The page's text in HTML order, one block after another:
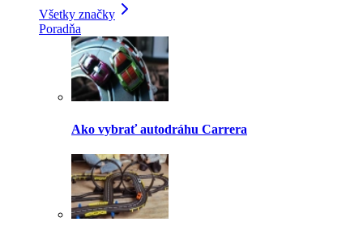
Všetky značky
Poradňa
Ako vybrať autodráhu Carrera